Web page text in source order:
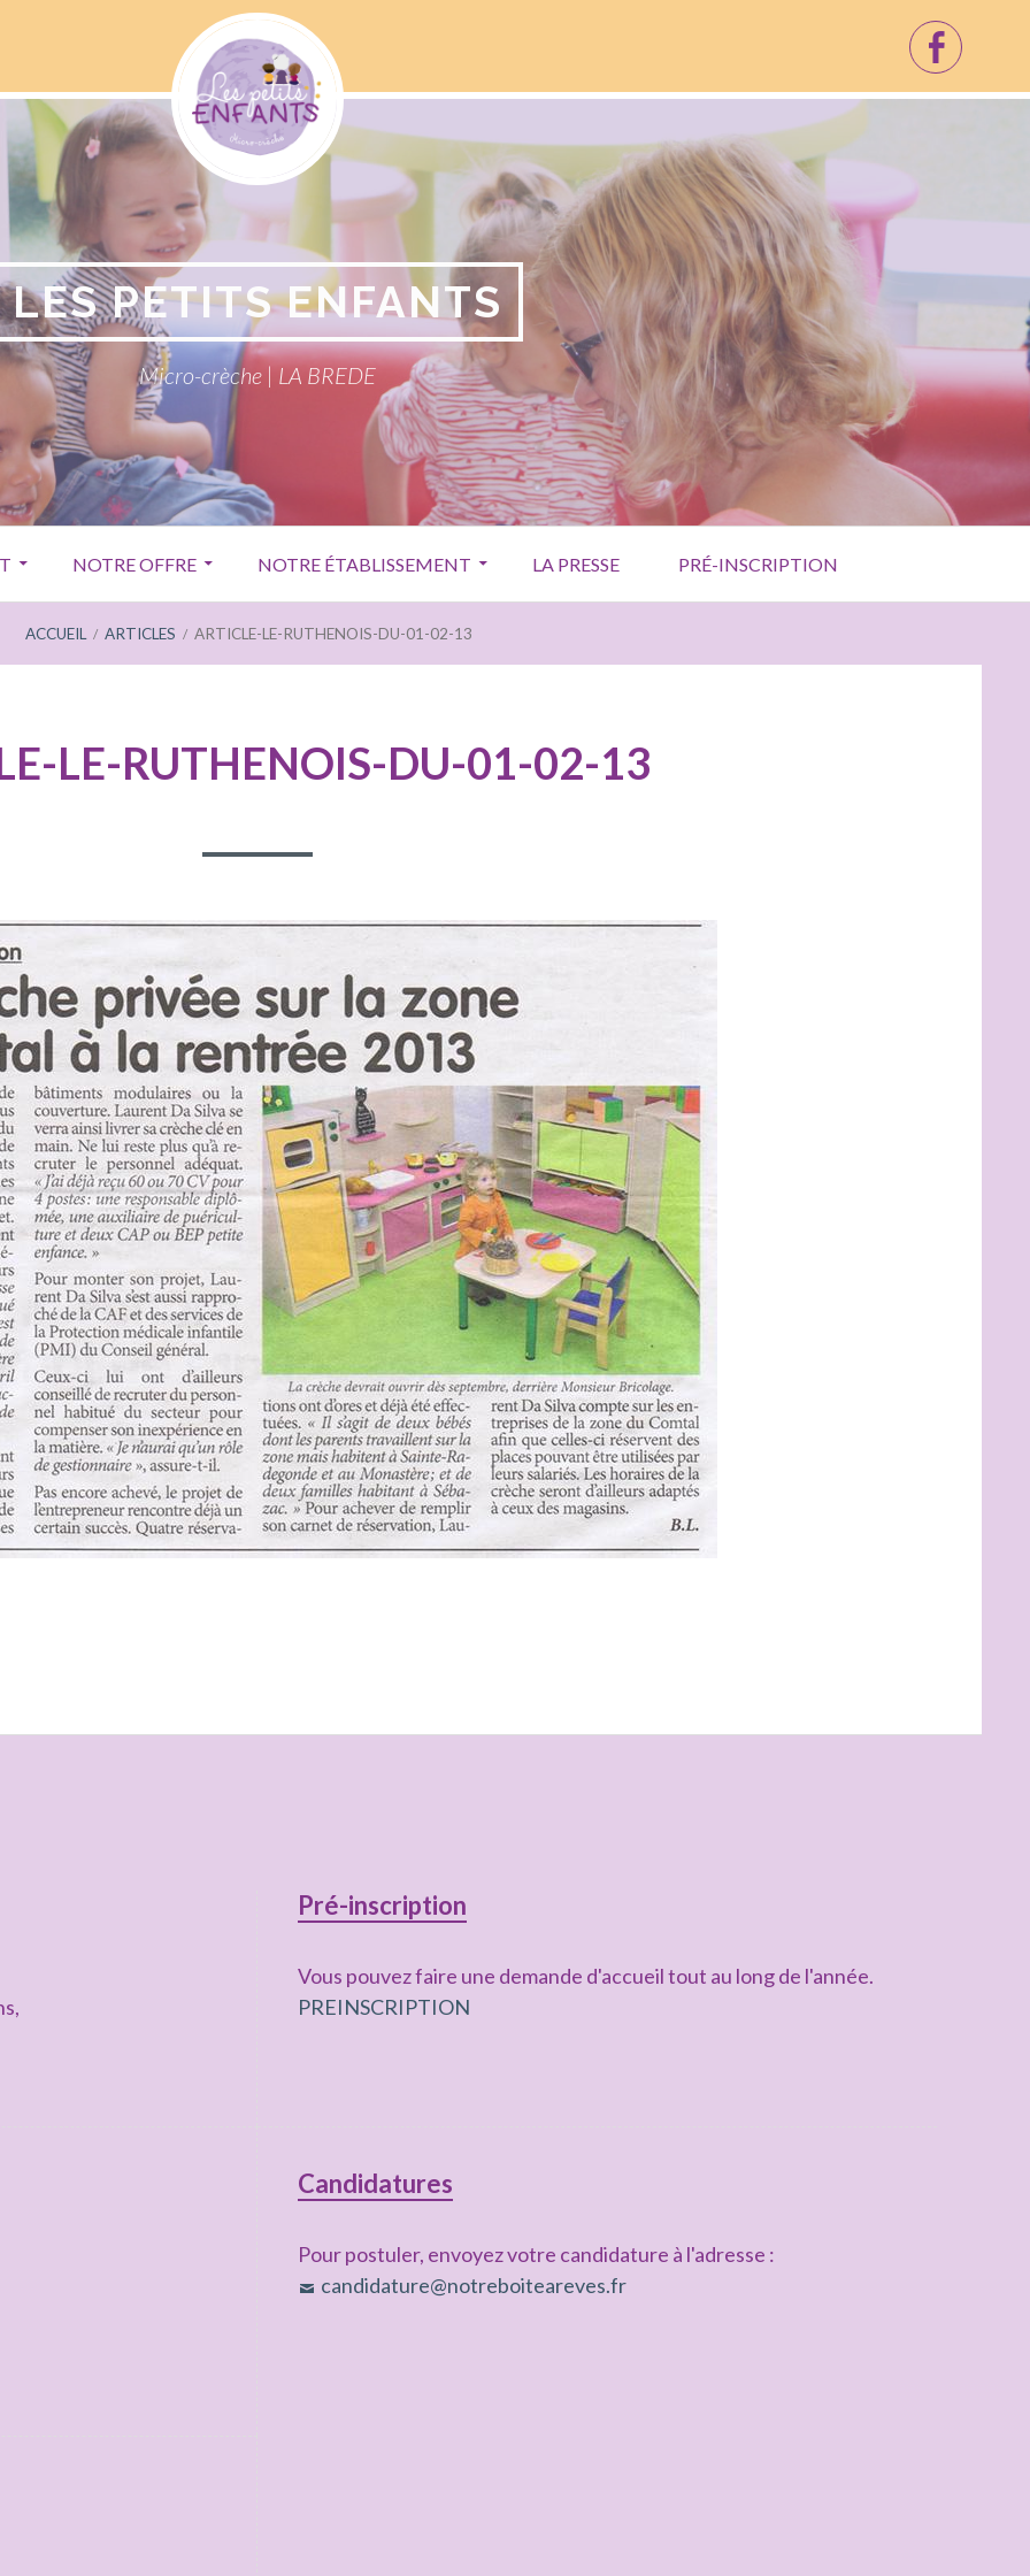
Social
LES PETITS ENFANTS
Micro-crèche | LA BREDE
NOTRE OFFRE NOTRE ÉTABLISSEMENT LA PRESSE PRÉ-INSCRIPTION
ACCUEIL ARTICLES ARTICLE-LE-RUTHENOIS-DU-01-02-13
LE-RUTHENOIS-DU-01-02-13
Pré-inscription
Vous pouvez faire une demande d'accueil tout au long de l'année.
PREINSCRIPTION
Candidatures
Pour postuler, envoyez votre candidature à l'adresse :
candidature@notreboiteareves.fr